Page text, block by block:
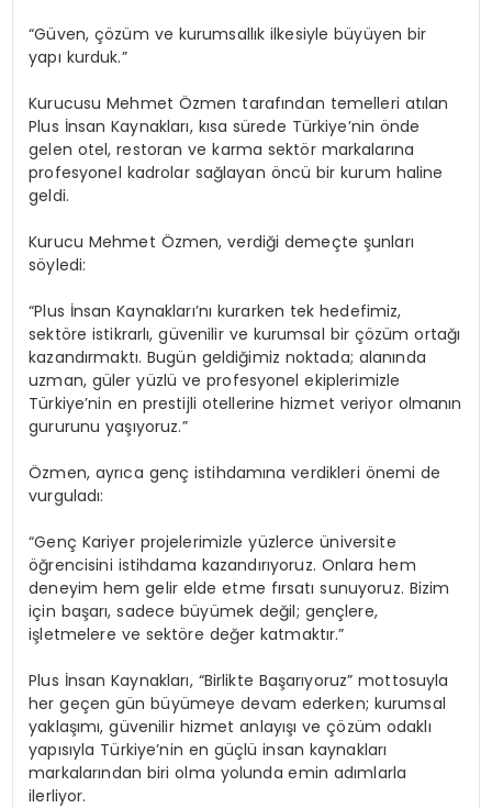
“Güven, çözüm ve kurumsallık ilkesiyle büyüyen bir
yapı kurduk.”
Kurucusu Mehmet Özmen tarafından temelleri atılan
Plus İnsan Kaynakları, kısa sürede Türkiye’nin önde
gelen otel, restoran ve karma sektör markalarına
profesyonel kadrolar sağlayan öncü bir kurum haline
geldi.
Kurucu Mehmet Özmen, verdiği demeçte şunları
söyledi:
“Plus İnsan Kaynakları’nı kurarken tek hedefimiz,
sektöre istikrarlı, güvenilir ve kurumsal bir çözüm ortağı
kazandırmaktı. Bugün geldiğimiz noktada; alanında
uzman, güler yüzlü ve profesyonel ekiplerimizle
Türkiye’nin en prestijli otellerine hizmet veriyor olmanın
gururunu yaşıyoruz.”
Özmen, ayrıca genç istihdamına verdikleri önemi de
vurguladı:
“Genç Kariyer projelerimizle yüzlerce üniversite
öğrencisini istihdama kazandırıyoruz. Onlara hem
deneyim hem gelir elde etme fırsatı sunuyoruz. Bizim
için başarı, sadece büyümek değil; gençlere,
işletmelere ve sektöre değer katmaktır.”
Plus İnsan Kaynakları, “Birlikte Başarıyoruz” mottosuyla
her geçen gün büyümeye devam ederken; kurumsal
yaklaşımı, güvenilir hizmet anlayışı ve çözüm odaklı
yapısıyla Türkiye’nin en güçlü insan kaynakları
markalarından biri olma yolunda emin adımlarla
ilerliyor.